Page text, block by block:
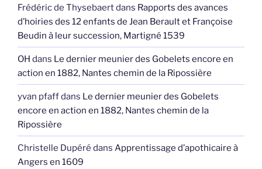
Frédéric de Thysebaertdans Rapports des avances
d’hoiries des 12 enfants de Jean Berault et Françoise
Beudin à leur succession, Martigné 1539
OH dans Le dernier meunier des Gobelets encore en
action en 1882, Nantes chemin de la Ripossière
yvan pfaffdans Le dernier meunier des Gobelets
encore en action en 1882, Nantes chemin de la
Ripossière
Christelle Dupéré dans Apprentissage d’apothicaire à
Angers en 1609